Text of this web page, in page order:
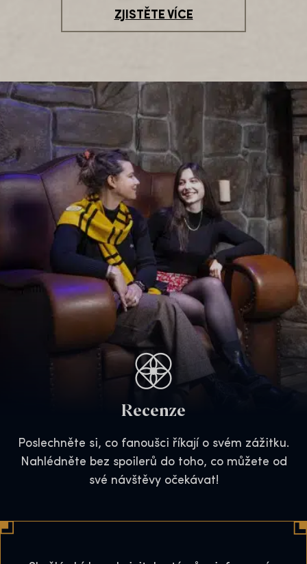
ZJISTĚTE VÍCE
Recenze
Poslechněte si, co fanoušci říkají o svém zážitku.
Nahlédněte bez spoilerů do toho, co můžete od
své návštěvy očekávat!